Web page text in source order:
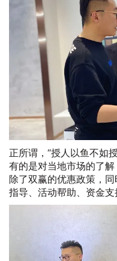
正所谓，“授人以鱼不如
有的是对当地市场的了解
除了双赢的优惠政策，
指导、活动帮助、资金支